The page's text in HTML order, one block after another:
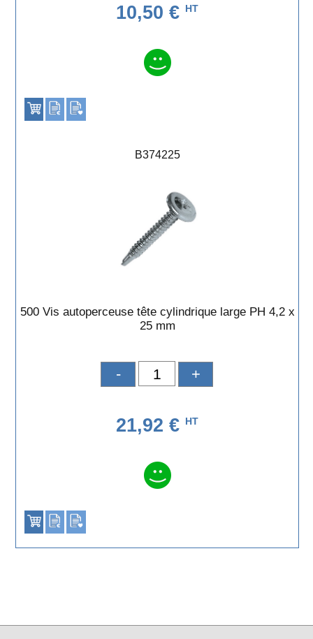
10,50 € HT
B374225
500 Vis autoperceuse tête cylindrique large PH 4,2 x
25 mm
- +
21,92 € HT